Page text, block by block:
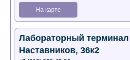
На карте
Лабораторный терминал
Наставников, 36к2